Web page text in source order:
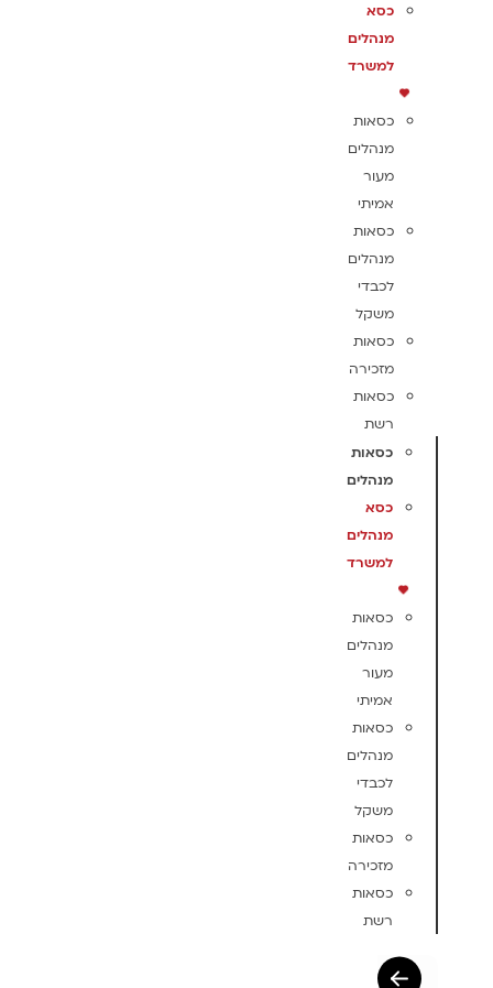
כסא
מנהלים
למשרד
כסאות
מנהלים
מעור
אמיתי
כסאות
מנהלים
לכבדי
משקל
כסאות
מזכירה
כסאות
רשת
כסאות
מנהלים
כסא
מנהלים
למשרד
כסאות
מנהלים
מעור
אמיתי
כסאות
מנהלים
לכבדי
משקל
כסאות
מזכירה
כסאות
רשת